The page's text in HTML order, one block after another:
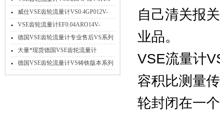
高温不锈钢
威仕VSE齿轮流量计VS0.4GP012V-
32N11/X工作原理
VSE齿轮流量计EF0.04ARO14V-
PNP/2免费选型
德国VSE齿轮流量计专业售后VS系列
大量现货
大量*现货德国VSE齿轮流量计
VS4GPO12V-32N11
德国VSE齿轮流量计VS铸铁版本系列
产品参数介绍
自己清关报
业品。
VSE流量计
容积比测量
轮封闭在一